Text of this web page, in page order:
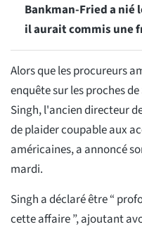
Bankman-Fried a nié
il aurait commis une
Alors que les procureurs
enquête sur les proches
Singh, l'ancien directeur
de plaider coupable aux
américaines, a annoncé
mardi.
Singh a déclaré être “
cette affaire ”, ajoutant